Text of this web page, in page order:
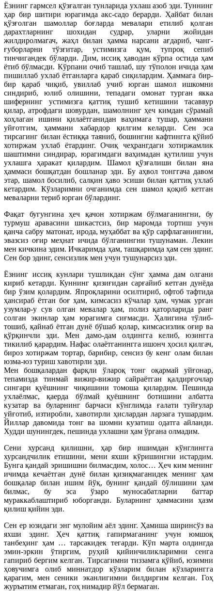
Ёзнинг гармсел қўзғалган тунларида ухлаш азоб эди. Туннинг
ҳар бир шитири юрагимда акс-садо берарди. Ҳайбат билан
қўзғолган шамоллар боғларда мевалари етилиб қолган
дарахтларнинг шохидан судрар, уларни жойидан
жилдиролмагач, жаҳл билан ҳамма нарсани ағдариб, чанг-
ғуборларни тўзғитар, устимизга қум, тупроқ сепиб
тинчигандек бўларди. Дим, иссиқ ҳаводан кўрпа остида ҳам
ётиб бўлмасди. Кўрпани очиб ташлаб, шу тўполон ичида ҳам
пишиллаб ухлаб ётганларга қараб сиқилардим. Ҳаммага бир-
бир қараб чиқиб, увиллаб учиб юрган шамол ишкомни
синдириб, юлиб олишини, тепадаги омонат турган якка
шифернинг устимизга қаттиқ тушиб кетишини тасаввур
қилар, атрофдаги шовурдан, шамолнинг ҳеч кимдан сўрамай
хоҳлаган ишини қилаётганидан ваҳимага тушар, ҳаммани
уйғотгим, ҳаммани хабардор қилгим келарди. Сен эса
тирсагинг билан ёстиққа таяниб, бошингни кафтингга қўйиб
хотиржам ухлаб ётардинг. Очиқ чеҳрангдаги хотиржамлик
шаштимни синдирар, юрагимдаги ваҳимадан қутилиш учун
ухлашга ҳаракат қилардим. Шамол қўзғалиши билан яна
ҳаммаси бошқатдан бошланар эди. Бу аҳвол тонггача давом
этар, шамол босилиб, салқин ҳаво эсиши билан қаттиқ ухлаб
кетардим. Кўзларимни очганимда сен шамол қоқиб кетган
меваларни териб юрган бўлардинг.
Фақат бугунгина ҳеч қачон хотиржам бўлмаганингни, бу
турмуш аравасини шикастсиз, бир маромда тортиш учун
қанча сабру матонат, ирода, муҳаббат ва қўр сарфлаганингни,
эвазсиз оғир меҳнат ичида бўлганингни тушунаман. Лекин
мен кичкина эдим. Ичкаримда ҳам, ташқаримда ҳам сен эдинг.
Сен бор эдинг, сенсизлик мен учун тушунарсиз эди.
Ёзнинг иссиқ кунлари тушликдан сўнг ҳамма дам олгани
кириб кетарди. Куннинг қизиғидан сарғайиб кетган дунёда
бир ўзим қолардим. Япроқларини осилтириб, офтоб тафтида
ҳансираб ётган боғ ҳам, кимсасиз кўчалар ҳам, чумак урган
узумлар-у сув олган мевалар ҳам, полиз қаторларида ранг
солган экинлар ҳам юрагимга сиғмасди. Ҳалигина тўлиб-
тошиб, қайнаб ётган дунё бўшаб қолар, кимсасизлик оғир ва
қўрқинчли эди. Мен дамо-дам олдингга келиб, юзингга
тикилиб қарардим. Нафас олаётганингга ишонч ҳосил қилгач,
бироз хотиржам тортар, барибир, сенсиз бу кенг олам билан
юзма-юз туриш хавотирли эди.
Мен бошқалардан фарқли ўлароқ тонг оқармай уйғонар,
тепамизда тинмай вижир-вижир сайраётган қалдирғочлар
сингари қуёшнинг чиқишини томоша қилардим. Пешинда
ухлаёлмас, қаерда бўлмай қуёшнинг ботишини албатта
кузатар ва буларнинг барчаси кўнглимда ғалати туйғулар
уйғотиб, изтиробли, хавотирли ҳислардан ларзага тушардим.
Йиллар давомида тонг ва шомни кузатиш одатга айланди.
Худди шунингдек, пешинда ухлашни ҳам ўргана олмадим.
Сени хурсанд қилишни, ҳар бир ишимдан кўнглингга
хурсандчилик етишини, мени яхши кўришингни истардим.
Бунга қандай эришишни билмасдим, холос… Ҳеч ким менинг
ичимда кечаётган дунё билан қизиқмаганидек менинг ҳам
бошқалар билан ишим йўқ, бунинг қандай бўлишини ҳам
билмас, бу эса ўзаро муносабатларни баттар
мураккаблаштириб юборганди. Буларнинг ҳаммасини ҳазм
қилиш қийин эди.
Сен ер юзидаги энг мулойим аёл эдинг. Ҳамиша ширинсўз ва
яхши эдинг. Ҳеч қаттиқ гапирмаганинг учун юмшоқ
танбеҳинг ҳам … тарсакидек тегарди. Кўп марта олдингда
эмин-эркин ўтиргим, руҳий қийинчиликларимни сенга
гапириб бергим келган. Тирсагимни тиззамга қўйиб, юзимни
ҳовучимга олиб миннатдор кўзларим билан кўзларингга
қарагим, мен сеники эканлигимни билдиргим келган. Гоҳ
журъатим етмаган, гоҳ нимадир йўл бермаган.